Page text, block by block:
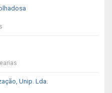
Unip. Lda.